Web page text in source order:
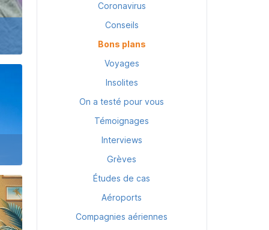
Coronavirus
Conseils
Bons plans
Voyages
Insolites
On a testé pour vous
Témoignages
Interviews
Grèves
Études de cas
Aéroports
Compagnies aériennes